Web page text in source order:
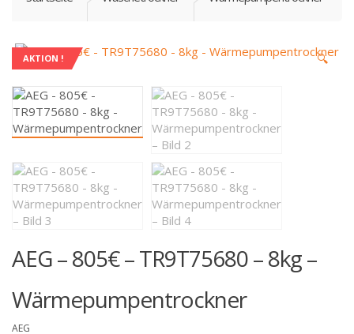
AKTION ! 🔍
AEG – 805€ – TR9T75680 – 8kg –
Wärmepumpentrockner
AEG